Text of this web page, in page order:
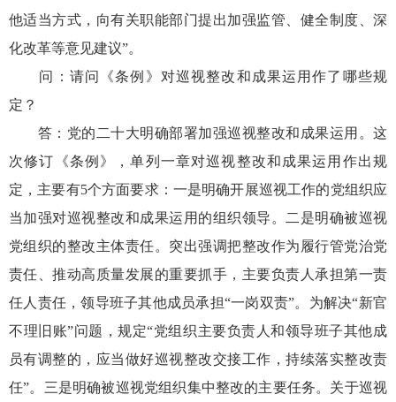
他适当方式，向有关职能部门提出加强监管、健全制度、深
化改革等意见建议”。
问：请问《条例》对巡视整改和成果运用作了哪些规
定？
答：党的二十大明确部署加强巡视整改和成果运用。这
次修订《条例》，单列一章对巡视整改和成果运用作出规
定，主要有5个方面要求：一是明确开展巡视工作的党组织应
当加强对巡视整改和成果运用的组织领导。二是明确被巡视
党组织的整改主体责任。突出强调把整改作为履行管党治党
责任、推动高质量发展的重要抓手，主要负责人承担第一责
任人责任，领导班子其他成员承担“一岗双责”。为解决“新官
不理旧账”问题，规定“党组织主要负责人和领导班子其他成
员有调整的，应当做好巡视整改交接工作，持续落实整改责
任”。三是明确被巡视党组织集中整改的主要任务。关于巡视